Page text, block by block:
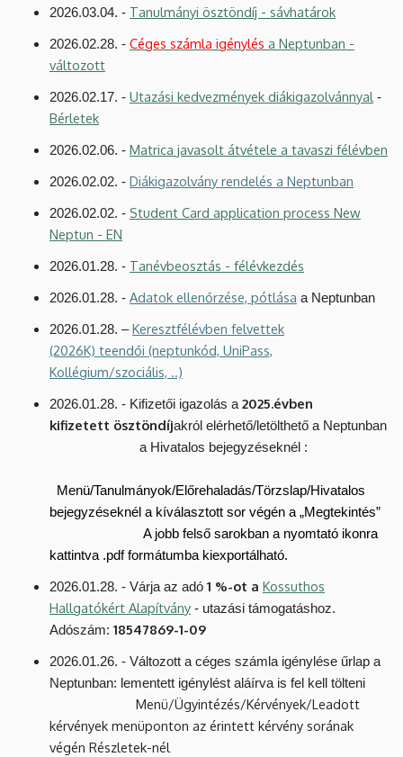
2026.03.04. - Tanulmányi ösztöndíj - sávhatárok
2026.02.28. - Céges számla igénylés a Neptunban -
változott
2026.02.17. - Utazási kedvezmények diákigazolvánnyal -
Bérletek
2026.02.06. - Matrica javasolt átvétele a tavaszi félévben
2026.02.02. - Diákigazolvány rendelés a Neptunban
2026.02.02. - Student Card application process New
Neptun - EN
2026.01.28. - Tanévbeosztás - félévkezdés
2026.01.28. - Adatok ellenőrzése, pótlása a Neptunban
2026.01.28. –Keresztfélévben felvettek
(2026K) teendői (neptunkód, UniPass,
Kollégium/szociális, ..)
2026.01.28. - Kifizetői igazolás a 2025.évben
kifizetett ösztöndíjakról elérhető/letölthető a Neptunban
a Hivatalos bejegyzéseknél :
Menü/Tanulmányok/Előrehaladás/Törzslap/Hivatalos
bejegyzéseknél a kíválasztott sor végén a „Megtekintés”
A jobb felső sarokban a nyomtató ikonra
kattintva .pdf formátumba kiexportálható.
2026.01.28. - Várja az adó 1 %-ot a Kossuthos
Hallgatókért Alapítvány - utazási támogatáshoz.
Adószám: 18547869-1-09
2026.01.26. - Változott a céges számla igénylése űrlap a
Neptunban: lementett igénylést aláírva is fel kell tölteni
Menü/Ügyintézés/Kérvények/Leadott
kérvények menüponton az érintett kérvény sorának
végén Részletek-nél